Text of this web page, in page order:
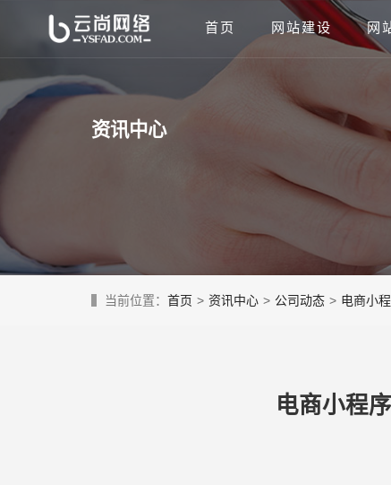
首页 网站建设 网
资讯中心
当前位置： 首页 > 资讯中心 > 公司动态 > 电商小
电商小程